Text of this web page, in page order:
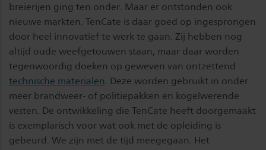
breierijen ging ten onder. Maar er ontstonden ook
nieuwe markten. TenCate is daar goed op ingesprongen
door heel innovatief te werk te gaan. Zij hebben nog
altijd oude weefgetouwen staan, maar daar worden
tegenwoordig doeken op geweven van ontzettend
technische materialen. Deze worden gebruikt in onder
meer brandweer- of politiepakken en kogelwerende
vesten. De ontwikkeling die TenCate heeft doorgemaakt
is exemplarisch voor wat ook met de opleiding is
gebeurd. We zijn met de tijd meegegaan. Het